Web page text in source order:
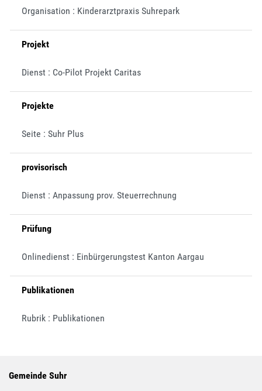
Organisation : Kinderarztpraxis Suhrepark
Projekt
Dienst : Co-Pilot Projekt Caritas
Projekte
Seite : Suhr Plus
provisorisch
Dienst : Anpassung prov. Steuerrechnung
Prüfung
Onlinedienst : Einbürgerungstest Kanton Aargau
Publikationen
Rubrik : Publikationen
Gemeinde Suhr